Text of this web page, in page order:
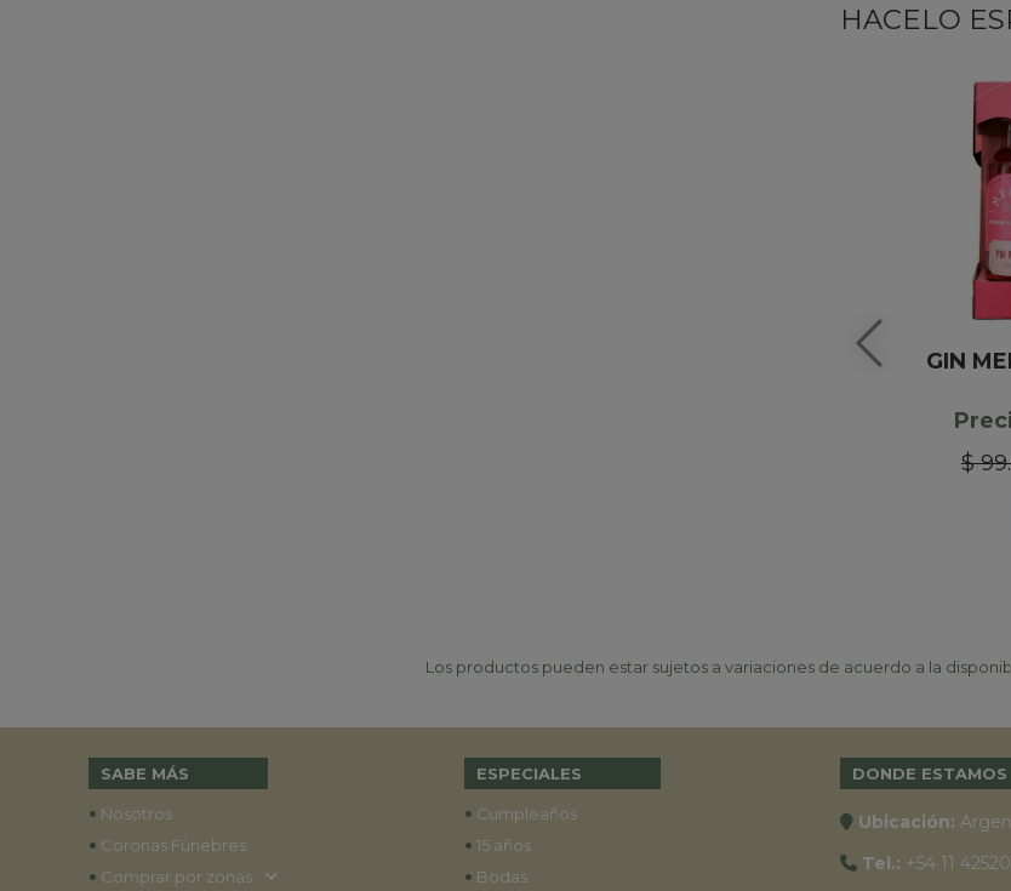
HACELO
GIN
$
Los productos pueden estar sujetos a variaciones de acuerdo a la
SABE MÁS
• Nosotros
• Coronas Fúnebres
• Comprar por zonas
ESPECIALES
• Cumpleaños
• 15 años
• Bodas
DONDE ESTAMOS
Ubicación:
Tel.: +54 11